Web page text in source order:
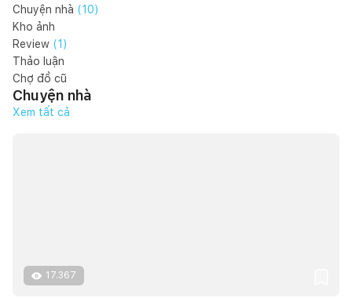
Chuyện nhà (10)
Kho ảnh
Review (1 )
Thảo luận
Chợ đồ cũ
Chuyện nhà
Xem tất cả
17.367